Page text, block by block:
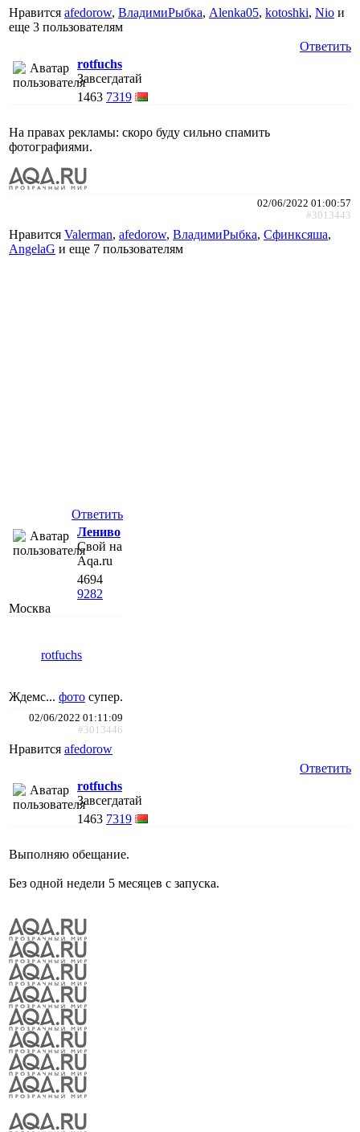
Нравится afedorow, ВладимиРыбка, Alenka05, kotoshki, Nio и
еще 3 пользователям
Ответить
rotfuchs
Завсегдатай
1463 7319
На правах рекламы: скоро буду сильно спамить
фотографиями.
02/06/2022 01:00:57
#3013443
Нравится Valerman, afedorow, ВладимиРыбка, Сфинксяша,
AngelaG и еще 7 пользователям
Ответить
Лениво
Свой на
Aqa.ru
4694
9282
Москва
rotfuchs
Ждемс... фото супер.
02/06/2022 01:11:09
#3013446
Нравится afedorow
Ответить
rotfuchs
Завсегдатай
1463 7319
Выполняю обещание.
Без одной недели 5 месяцев с запуска.